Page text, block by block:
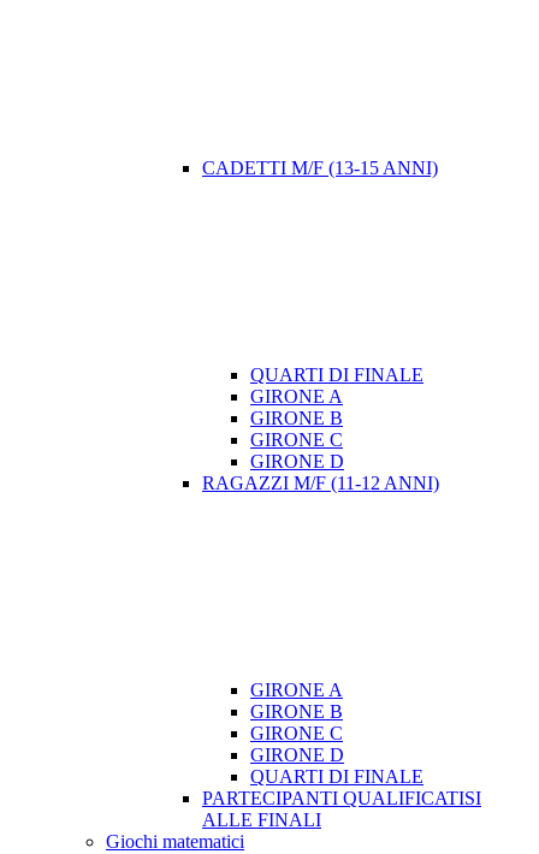
CADETTI M/F (13-15 ANNI)
QUARTI DI FINALE
GIRONE A
GIRONE B
GIRONE C
GIRONE D
RAGAZZI M/F (11-12 ANNI)
GIRONE A
GIRONE B
GIRONE C
GIRONE D
QUARTI DI FINALE
PARTECIPANTI QUALIFICATISI
ALLE FINALI
Giochi matematici